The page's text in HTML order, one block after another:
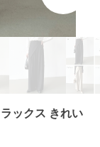
ックス きれい